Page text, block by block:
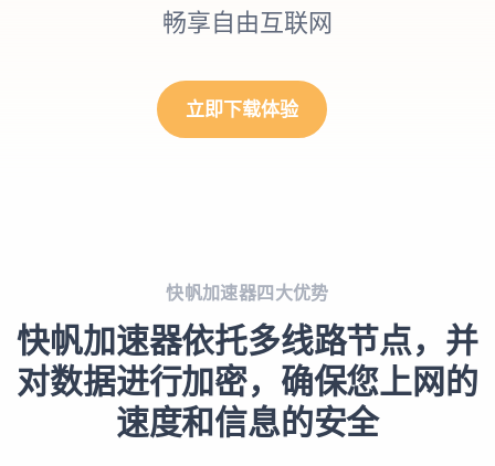
畅享自由互联网
立即下载体验
快帆加速器四大优势
快帆加速器依托多线路节点，并
对数据进行加密，确保您上网的
速度和信息的安全